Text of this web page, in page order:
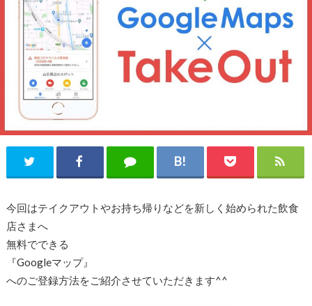
今回はテイクアウトやお持ち帰りなどを新しく始められた飲食
店さまへ
無料でできる
『Googleマップ』
へのご登録方法をご紹介させていただきます^^